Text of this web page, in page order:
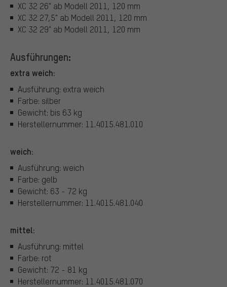
XC 32 26" ab Modell 2011, 120 mm
XC 32 27,5" ab Modell 2011, 120 mm
XC 32 29" ab Modell 2011, 120 mm
Ausführungen:
extra weich:
Ausführung: extra weich
Farbe: silber
Gewicht: bis 63 kg
Herstellernummer: 11.4015.481.010
weich:
Ausführung: weich
Farbe: gelb
Gewicht: 63 - 72 kg
Herstellernummer: 11.4015.481.040
mittel:
Ausführung: mittel
Farbe: rot
Gewicht: 72 - 81 kg
Herstellernummer: 11.4015.481.070